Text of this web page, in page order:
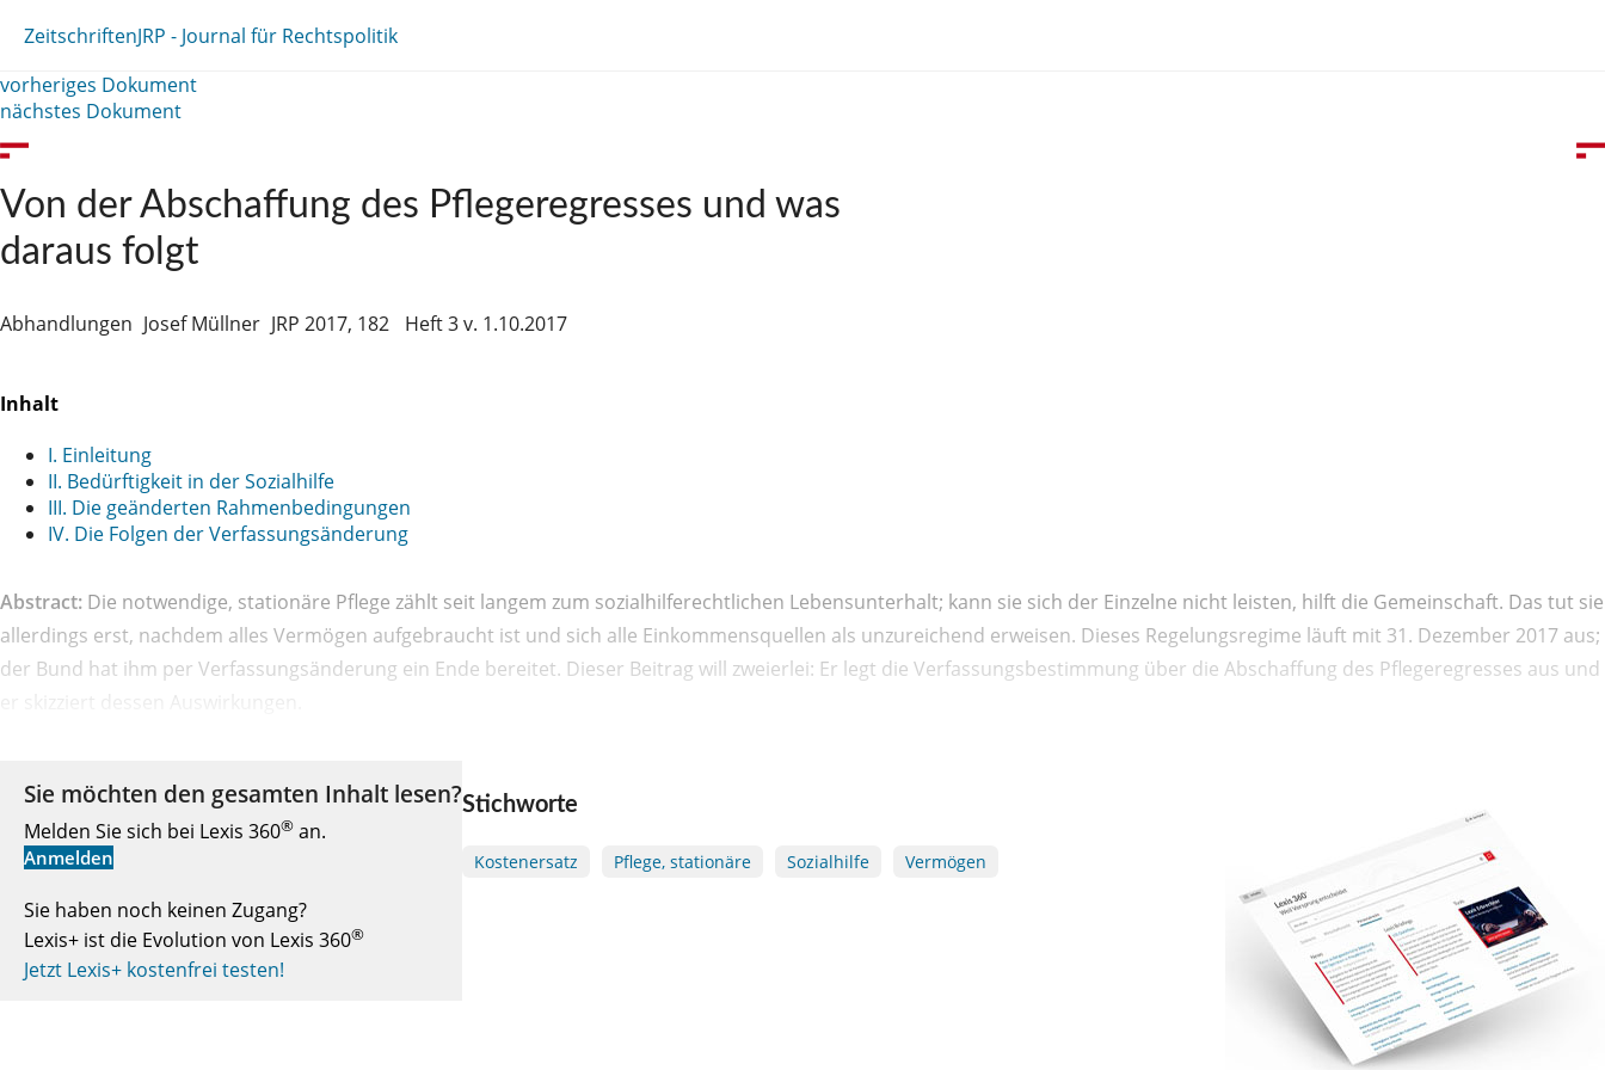
ZeitschriftenJRP - Journal für Rechtspolitik
vorheriges Dokument
nächstes Dokument
Von der Abschaffung des Pflegeregresses und was
daraus folgt
Abhandlungen Josef Müllner JRP 2017, 182 Heft 3 v. 1.10.2017
Inhalt
I. Einleitung
II. Bedürftigkeit in der Sozialhilfe
III. Die geänderten Rahmenbedingungen
IV. Die Folgen der Verfassungsänderung
Abstract: Die notwendige, stationäre Pflege zählt seit langem zum sozialhilferechtlichen Lebensunterhalt; kann sie sich der Einzelne nicht leisten, hilft die Gemeinschaft. Das tut sie
allerdings erst, nachdem alles Vermögen aufgebraucht ist und sich alle Einkommensquellen als unzureichend erweisen. Dieses Regelungsregime läuft mit 31. Dezember 2017 aus;
der Bund hat ihm per Verfassungsänderung ein Ende bereitet. Dieser Beitrag will zweierlei: Er legt die Verfassungsbestimmung über die Abschaffung des Pflegeregresses aus und
Sie möchten den gesamten Inhalt lesen?
Melden Sie sich bei Lexis 360® an.
Anmelden
Sie haben noch keinen Zugang?
Lexis+ ist die Evolution von Lexis 360®
Jetzt Lexis+ kostenfrei testen!
Stichworte
Kostenersatz Pflege, stationäre Sozialhilfe Vermögen